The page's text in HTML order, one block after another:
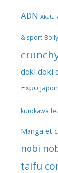
ADN Akata
& sport
doki doki
Expo Japon
kurokawa
Manga et
nobi
taifu